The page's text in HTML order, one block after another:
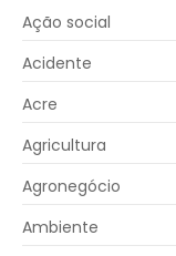
Ação social
Acidente
Acre
Agricultura
Agronegócio
Ambiente